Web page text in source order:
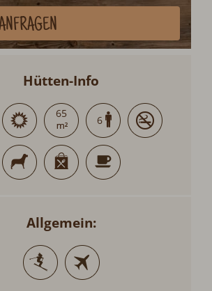
Hütten-Info
65
6
Allgemein: